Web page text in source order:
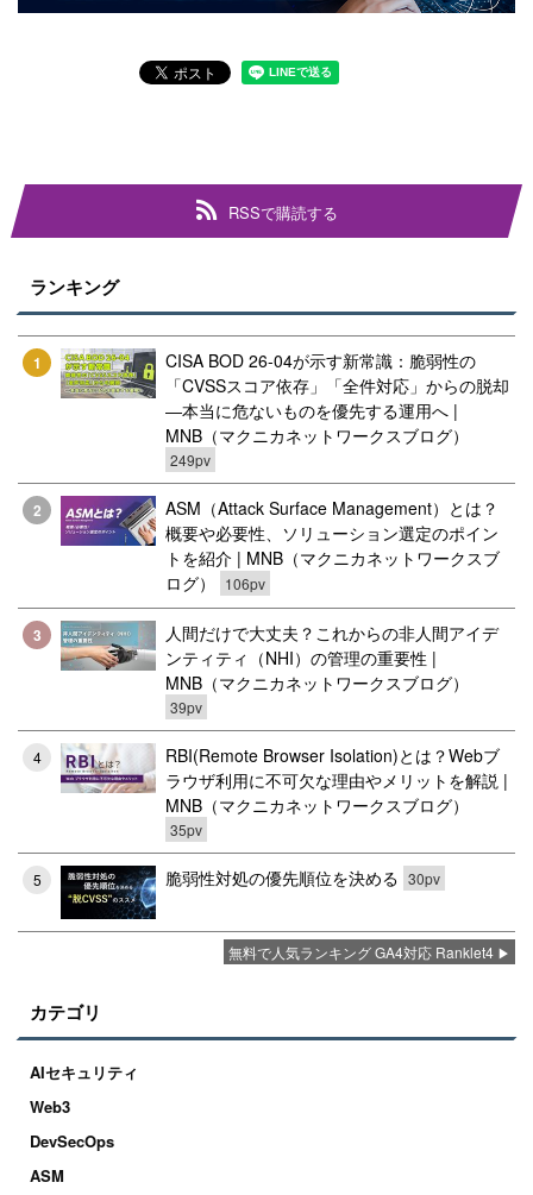
RSSで購読する
ランキング
1
CISA BOD 26-04が示す新常識：脆弱性の
「CVSSスコア依存」「全件対応」からの脱却
―本当に危ないものを優先する運用へ |
MNB（マクニカネットワークスブログ）
249pv
2
ASM（Attack Surface Management）とは？
概要や必要性、ソリューション選定のポイン
トを紹介 | MNB（マクニカネットワークスブ
ログ）
106pv
3
人間だけで大丈夫？これからの非人間アイデ
ンティティ（NHI）の管理の重要性 |
MNB（マクニカネットワークスブログ）
39pv
4
RBI(Remote Browser Isolation)とは？Webブ
ラウザ利用に不可欠な理由やメリットを解説 |
MNB（マクニカネットワークスブログ）
35pv
5 脆弱性対処の優先順位を決める 30pv
無料で人気ランキング GA4対応 Ranklet4
カテゴリ
AIセキュリティ
Web3
DevSecOps
ASM